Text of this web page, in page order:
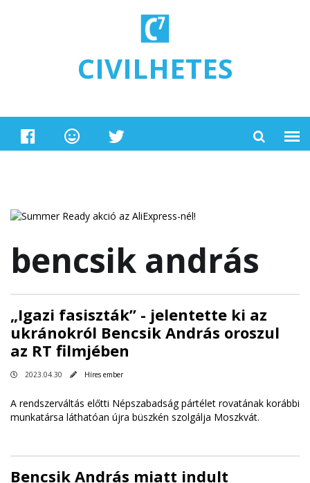
CIVILHETES
bencsik andrás
„Igazi fasiszták” - jelentette ki az
ukránokról Bencsik András oroszul
az RT filmjében
2023.04.30 Híres ember
A rendszerváltás előtti Népszabadság pártélet rovatának korábbi
munkatársa láthatóan újra büszkén szolgálja Moszkvát.
Bencsik András miatt indult